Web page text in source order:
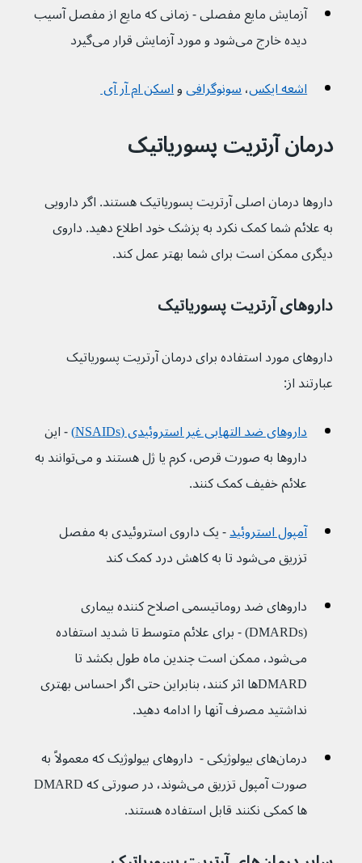
آزمایش مایع مفصلی - زمانی که مایع از مفصل آسیب
دیده خارج می‌شود و مورد آزمایش قرار می‌گیرد
اشعه ایکس، سونوگرافی و اسکن ام آر آی
درمان آرتریت پسوریاتیک
داروها درمان اصلی آرتریت پسوریاتیک هستند. اگر دارویی
به علائم شما کمک نکرد به پزشک خود اطلاع دهید. داروی
دیگری ممکن است برای شما بهتر عمل کند.
داروهای آرتریت پسوریاتیک
داروهای مورد استفاده برای درمان آرتریت پسوریاتیک
عبارتند از:
داروهای ضد التهابی غیر استروئیدی (NSAIDs)
- این
داروها به صورت قرص، کرم یا ژل هستند و می‌توانند به
علائم خفیف کمک کنند.
آمپول استروئید - یک داروی استروئیدی به مفصل
تزریق می‌شود تا به کاهش درد کمک کند
داروهای ضد روماتیسمی اصلاح کننده بیماری
(DMARDs) - برای علائم متوسط تا شدید استفاده
می‌شود، ممکن است چندین ماه طول بکشد تا
DMARDها اثر کنند، بنابراین حتی اگر احساس بهتری
نداشتید مصرف آنها را ادامه دهید.
درمان‌های بیولوژیکی -  داروهای بیولوژیک که معمولاً به
صورت آمپول تزریق می‌شوند، در صورتی که DMARD
ها کمکی نکنند قابل استفاده هستند.